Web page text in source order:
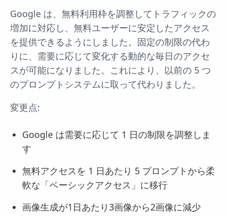
Google は、無料利用枠を調整してトラフィックの
増加に対応し、無料ユーザーに安定したアクセス
を提供できるようにしました。固定の制限の代わ
りに、需要に応じて変化する動的な毎日のアクセ
スが可能になりました。これにより、以前の 5 つ
のプロンプトシステムに取って代わりました。
変更点:
Google は需要に応じて 1 日の制限を調整しま
す
無料アクセスを 1 日あたり 5 プロンプトから柔
軟な「ベーシックアクセス」に移行
画像生成が1日あたり3画像から2画像に減少